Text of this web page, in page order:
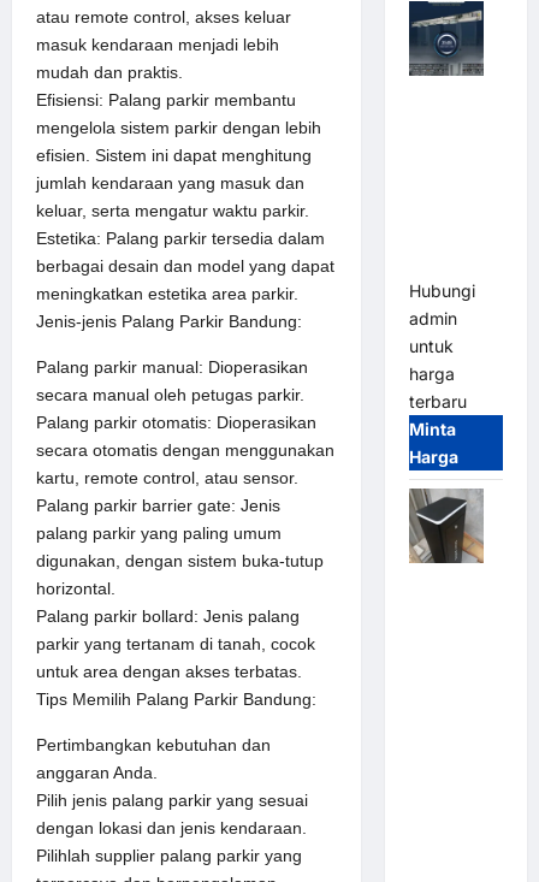
atau remote control, akses keluar
masuk kendaraan menjadi lebih
mudah dan praktis.
Efisiensi: Palang parkir membantu
mengelola sistem parkir dengan lebih
efisien. Sistem ini dapat menghitung
jumlah kendaraan yang masuk dan
keluar, serta mengatur waktu parkir.
Estetika: Palang parkir tersedia dalam
berbagai desain dan model yang dapat
meningkatkan estetika area parkir.
Jenis-jenis Palang Parkir Bandung:
Palang parkir manual: Dioperasikan
secara manual oleh petugas parkir.
Palang parkir otomatis: Dioperasikan
secara otomatis dengan menggunakan
kartu, remote control, atau sensor.
Palang parkir barrier gate: Jenis
palang parkir yang paling umum
digunakan, dengan sistem buka-tutup
horizontal.
Palang parkir bollard: Jenis palang
parkir yang tertanam di tanah, cocok
untuk area dengan akses terbatas.
Tips Memilih Palang Parkir Bandung:
Pertimbangkan kebutuhan dan
anggaran Anda.
Pilih jenis palang parkir yang sesuai
dengan lokasi dan jenis kendaraan.
Pilihlah supplier palang parkir yang
Hubungi
admin
untuk
harga
terbaru
Minta
Harga